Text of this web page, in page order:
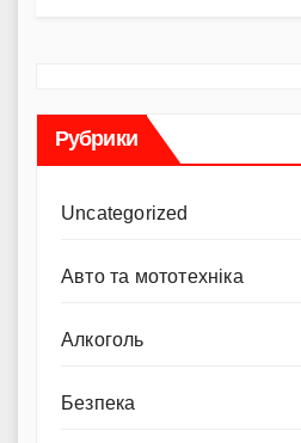
Рубрики
Uncategorized
Авто та мототехніка
Алкоголь
Безпека